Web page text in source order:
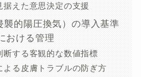
据えた意思決定の支援
襲的陽圧換気）の導入基準
おける管理
断する客観的な数値指標
よる皮膚トラブルの防ぎ方